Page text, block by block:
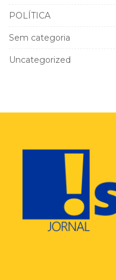
POLÍTICA
Sem categoria
Uncategorized